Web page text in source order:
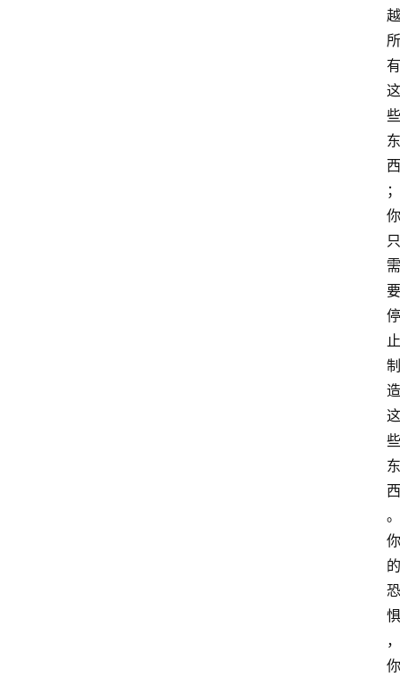
越
所
有
这
些
东
西
；
你
只
需
要
停
止
制
造
这
些
东
西
。
你
的
恐
惧
，
你